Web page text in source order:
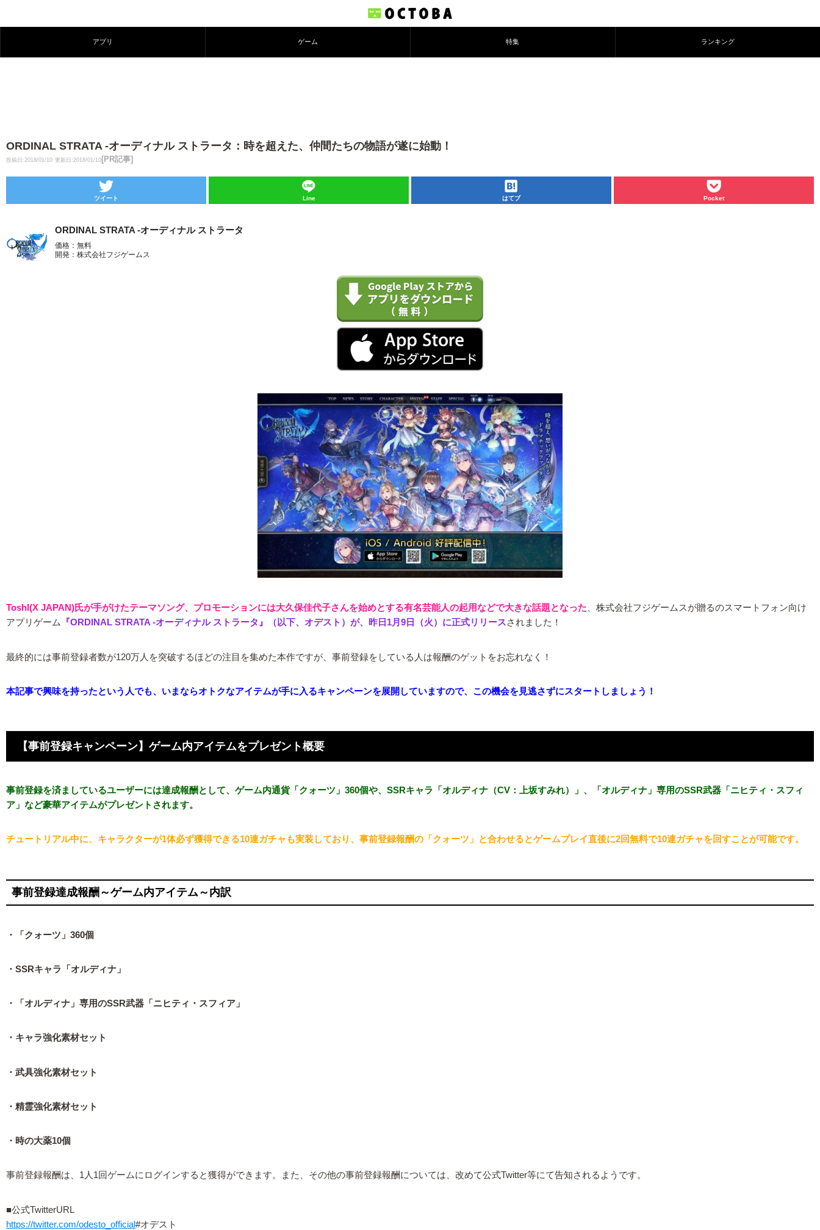
アプリ ゲーム 特集 ランキング
ORDINAL STRATA -オーディナル ストラータ：時を超えた、仲間たちの物語が遂に始動！
投稿日:2018/01/10 更新日:2018/01/10 [PR記事]
ツイート Line はてブ Pocket
ORDINAL STRATA -オーディナル ストラータ
価格：無料
開発：株式会社フジゲームス
Toshl(X JAPAN)氏が手がけたテーマソング、プロモーションには大久保佳代子さんを始めとする有名芸能人の起用などで大きな話題となった、株式会社フジゲームスが贈るのスマートフォン向け
アプリゲーム 『ORDINAL STRATA -オーディナル ストラータ』（以下、オデスト）が、昨日1月9日（火）に正式リリースされました！
最終的には事前登録者数が120万人を突破するほどの注目を集めた本作ですが、事前登録をしている人は報酬のゲットをお忘れなく！
本記事で興味を持ったという人でも、いまならオトクなアイテムが手に入るキャンペーンを展開していますので、この機会を見逃さずにスタートしましょう！
【事前登録キャンペーン】ゲーム内アイテムをプレゼント概要
事前登録を済ましているユーザーには達成報酬として、ゲーム内通貨「クォーツ」360個や、SSRキャラ「オルディナ（CV：上坂すみれ）」、「オルディナ」専用のSSR武器「ニヒティ・スフィ
ア」など豪華アイテムがプレゼントされます。
チュートリアル中に、キャラクターが1体必ず獲得できる10連ガチャも実装しており、事前登録報酬の「クォーツ」と合わせるとゲームプレイ直後に2回無料で10連ガチャを回すことが可能です。
事前登録達成報酬～ゲーム内アイテム～内訳
・「クォーツ」360個
・SSRキャラ「オルディナ」
・「オルディナ」専用のSSR武器「ニヒティ・スフィア」
・キャラ強化素材セット
・武具強化素材セット
・精霊強化素材セット
・時の大薬10個
事前登録報酬は、1人1回ゲームにログインすると獲得ができます。また、その他の事前登録報酬については、改めて公式Twitter等にて告知されるようです。
■公式TwitterURL
https://twitter.com/odesto_official#オデスト